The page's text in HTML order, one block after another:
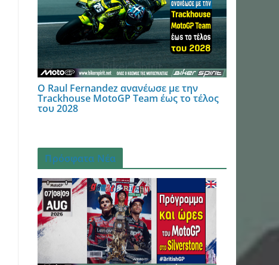
Ο Raul Fernandez ανανέωσε με την
Trackhouse MotoGP Team έως το τέλος
του 2028
Πρόσφατα Νέα